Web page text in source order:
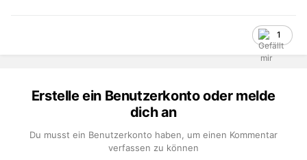
1
Erstelle ein Benutzerkonto oder melde
dich an
Du musst ein Benutzerkonto haben, um einen Kommentar
verfassen zu können